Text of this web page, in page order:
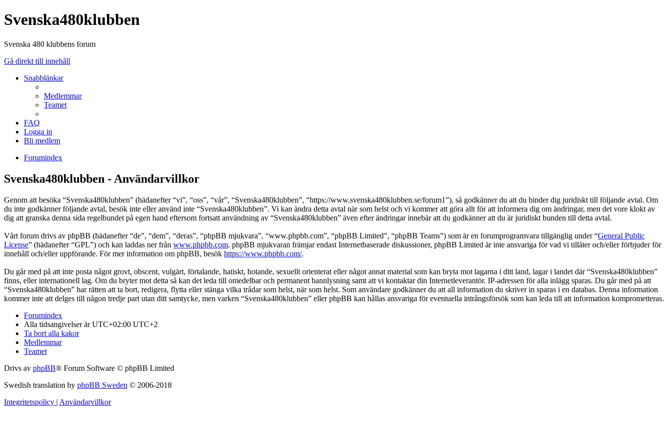
Svenska480klubben
Svenska 480 klubbens forum
Gå direkt till innehåll
Snabblänkar
Medlemmar
Teamet
FAQ
Logga in
Bli medlem
Forumindex
Svenska480klubben - Användarvillkor
Genom att besöka “Svenska480klubben” (hädanefter “vi”, “oss”, “vår”, “Svenska480klubben”, “https://www.svenska480klubben.se/forum1”), så godkänner du att du binder dig juridiskt till följande avtal. Om
du inte godkänner följande avtal, besök inte eller använd inte “Svenska480klubben”. Vi kan ändra detta avtal när som helst och vi kommer att göra allt för att informera dig om ändringar, men det vore klokt av
dig att granska denna sida regelbundet på egen hand eftersom fortsatt användning av “Svenska480klubben” även efter ändringar innebär att du godkänner att du är juridiskt bunden till detta avtal.
Vårt forum drivs av phpBB (hädanefter “de”, “dem”, “deras”, “phpBB mjukvara”, “www.phpbb.com”, “phpBB Limited”, “phpBB Teams”) som är en forumprogramvara tillgänglig under “General Public
License” (hädanefter “GPL”) och kan laddas ner från www.phpbb.com. phpBB mjukvaran främjar endast Internetbaserade diskussioner, phpBB Limited är inte ansvariga för vad vi tillåter och/eller förbjuder för
innehåll och/eller uppförande. För mer information om phpBB, besök https://www.phpbb.com/.
Du går med på att inte posta något grovt, obscent, vulgärt, förtalande, hatiskt, hotande, sexuellt orienterat eller något annat material som kan bryta mot lagarna i ditt land, lagar i landet där “Svenska480klubben”
finns, eller internationell lag. Om du bryter mot detta så kan det leda till omedelbar och permanent bannlysning samt att vi kontaktar din Internetleverantör. IP-adressen för alla inlägg sparas. Du går med på att
“Svenska480klubben” har rätten att ta bort, redigera, flytta eller stänga vilka trådar som helst, när som helst. Som användare godkänner du att all information du skriver in sparas i en databas. Denna information
kommer inte att delges till någon tredje part utan ditt samtycke, men varken “Svenska480klubben” eller phpBB kan hållas ansvariga för eventuella intrångsförsök som kan leda till att information komprometteras.
Forumindex
Alla tidsangivelser är UTC+02:00 UTC+2
Ta bort alla kakor
Medlemmar
Teamet
Drivs av phpBB® Forum Software © phpBB Limited
Swedish translation by phpBB Sweden © 2006-2018
Integritetspolicy | Användarvillkor